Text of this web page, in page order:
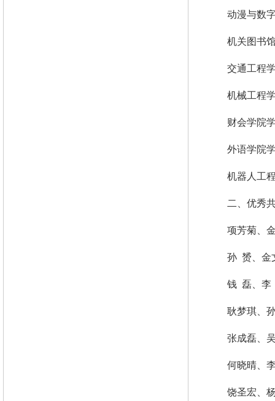
动漫与数
机关图书
交通工程
机械工程
财会学院
外语学院
机器人工
二、优秀
项芳菊、
孙 赟、金
钱 磊、李
耿梦琪、
张成磊、
何晓晴、
饶圣宏、